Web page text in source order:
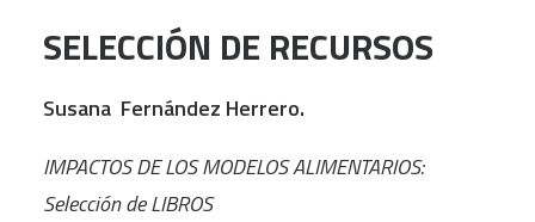
SELECCIÓN DE RECURSOS
Susana Fernández Herrero.
IMPACTOS DE LOS MODELOS ALIMENTARIOS:
Selección de LIBROS